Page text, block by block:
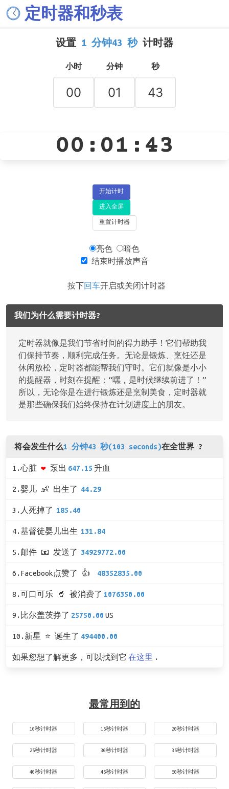
定时器和秒表
设置 1 分钟43 秒 计时器
小时 分钟 秒
00:01:43
开始计时
进入全屏
重置计时器
亮色
暗色
结束时播放声音
按下 回车开启或关闭计时器
我们为什么需要计时器?
定时器就像是我们节省时间的得力助手！它们帮助我
们保持节奏，顺利完成任务。无论是锻炼、烹饪还是
休闲放松，定时器都能帮我们守时。它们就像是小小
的提醒器，时刻在提醒：“嘿，是时候继续前进了！”
所以，无论你是在进行锻炼还是烹制美食，定时器就
是那些确保我们始终保持在计划进度上的朋友。
将会发生什么1 分钟43 秒(103 seconds)在全世界 ?
1.心脏 ❤ 泵出 647.15 升血
2.婴儿 👶 出生了 44.29
3.人死掉了 185.40
4.基督徒婴儿出生 131.84
5.邮件 📧 发送了 34929772.00
6.Facebook点赞了 👍 48352835.00
8.可口可乐 🥤 被消费了 1076350.00
9.比尔盖茨挣了 25750.00 US
10.新星 ⭐ 诞生了 494400.00
如果您想了解更多，可以找到它 在这里 .
最常用到的
10秒计时器 15秒计时器 20秒计时器
25秒计时器 30秒计时器 35秒计时器
40秒计时器 45秒计时器 50秒计时器